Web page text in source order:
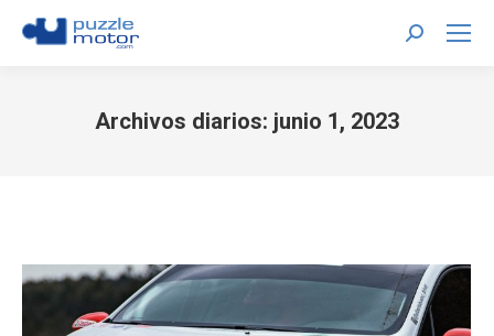
Buscar:
Archivos diarios: junio 1, 2023